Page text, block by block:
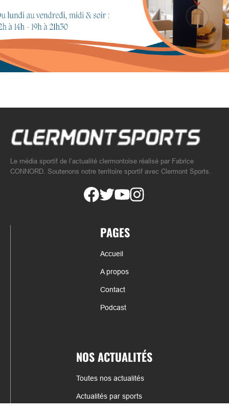
Le média sportif de l’actualité clermontoise réalisé par Fabrice
CONNORD. Soutenons notre territoire sportif avec Clermont Sports.
PAGES
Accueil
A propos
Contact
Podcast
NOS ACTUALITÉS
Toutes nos actualités
Actualités par sports